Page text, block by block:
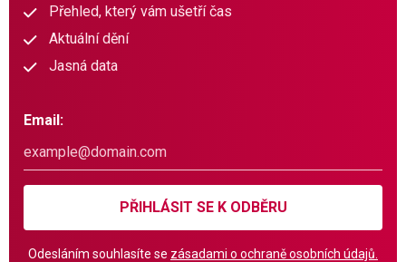
Přehled, který vám ušetří čas
Aktuální dění
Jasná data
Email:
PŘIHLÁSIT SE K ODBĚRU
Odesláním souhlasíte se zásadami o ochraně osobních údajů.